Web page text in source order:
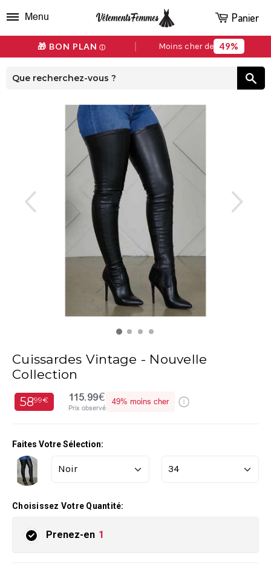
🎁 BON PLAN ⓘ Moins cher de 49%
Menu Panier
Cuissardes Vintage - Nouvelle
Collection
5899€ 115.99€
Prix observé
49% moins cher
Faites Votre Sélection:
Choisissez Votre Quantité:
Prenez-en 1